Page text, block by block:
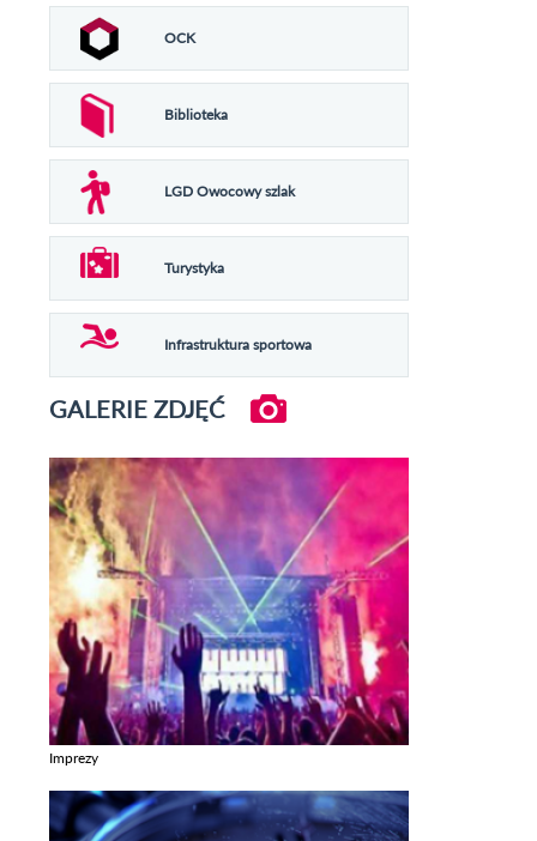
OCK
Biblioteka
LGD Owocowy szlak
Turystyka
Infrastruktura sportowa
GALERIE ZDJĘĆ
Imprezy